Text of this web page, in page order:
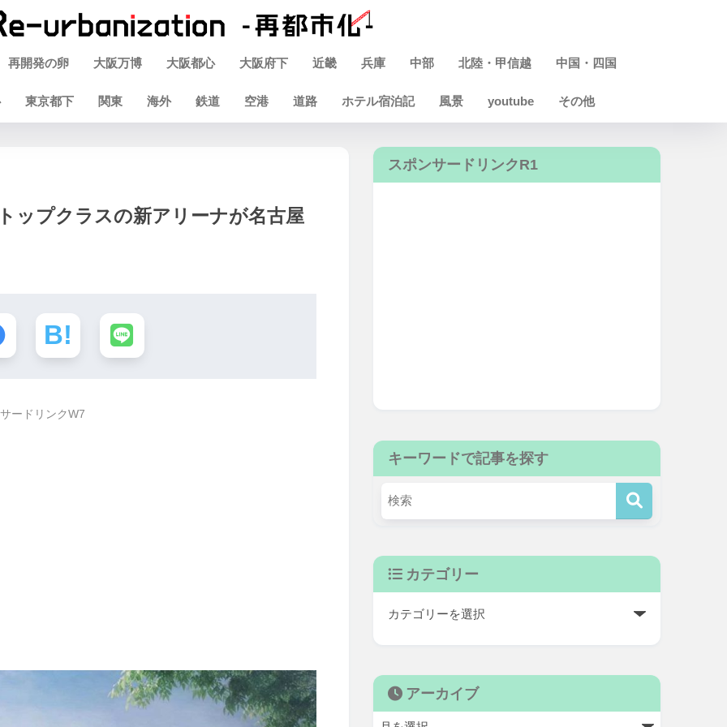
再開発の卵 大阪万博 大阪都心 大阪府下 近畿 兵庫 中部 北陸・甲信越 中国・四国
東京都下 関東 海外 鉄道 空港 道路 ホテル宿泊記 風景 youtube その他
ップクラスの新アリーナが名古屋
ードリンクW7
スポンサードリンクR1
キーワードで記事を探す
カテゴリー
アーカイブ